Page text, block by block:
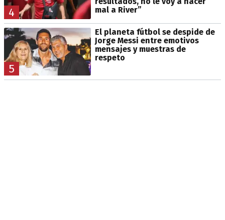
4
mal a River”
5
El planeta fútbol se despide de
Jorge Messi entre emotivos
mensajes y muestras de
respeto